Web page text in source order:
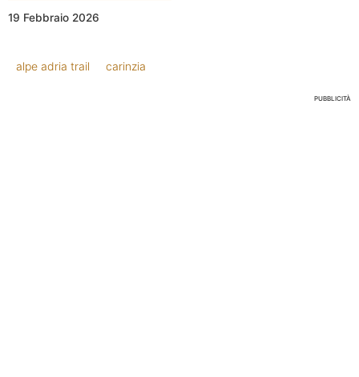
19 Febbraio 2026
alpe adria trail carinzia
PUBBLICITÀ